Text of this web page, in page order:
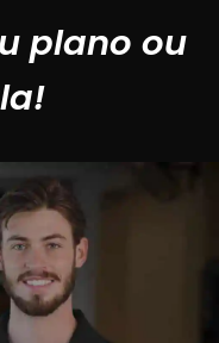
plano ou